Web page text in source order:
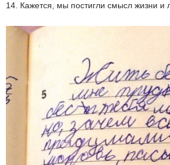
14. Кажется, мы постигли смысл жизни и